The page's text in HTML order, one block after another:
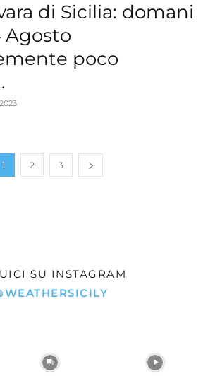
di Sicilia: domani
Agosto
poco
1 2 3
SU INSTAGRAM